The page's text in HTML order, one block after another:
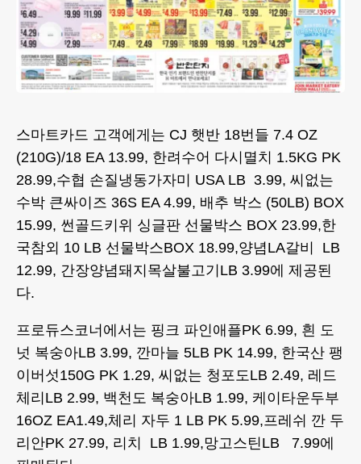
스마트카드 고객에게는 CJ 햇반 18번들 7.4 OZ
(210G)/18 EA 13.99, 한려수어 다시멸치 1.5KG PK
28.99,수협 손질냉동가자미 USA LB 3.99, 씨없는
수박 큰싸이즈 36S EA 4.99, 배추 박스 (50LB) BOX
15.99, 썬골드키위 싱글판 선물박스 BOX 23.99,한
국참외 10 LB 선물박스BOX 18.99,양념LA갈비 LB
12.99, 간장양념돼지목살불고기LB 3.99에 제공된
다.
프로듀스코너에서는 핑크 파인애플PK 6.99, 흰 도
넛 복숭아LB 3.99, 깐마늘 5LB PK 14.99, 한국산 팽
이버섯150G PK 1.29, 씨없는 청포도LB 2.49, 레드
체리LB 2.99, 백천도 복숭아LB 1.99, 케이타운두부
16OZ EA1.49,체리 자두 1 LB PK 5.99,프레쉬 깐 두
리안PK 27.99, 리치 LB 1.99,망고스틴LB 7.99에